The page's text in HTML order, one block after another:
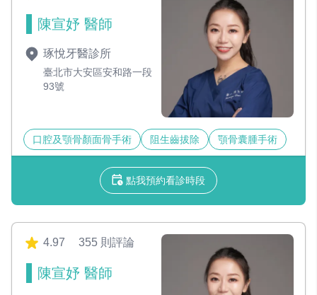
陳宣妤 醫師
琢悅牙醫診所
臺北市大安區安和路一段
93號
口腔及顎骨顏面骨手術 阻生齒拔除 顎骨囊腫手術
點我預約看診時段
4.97 355 則評論
陳宣妤 醫師